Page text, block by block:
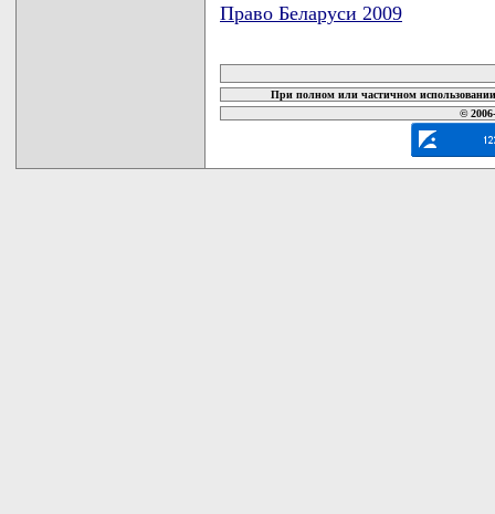
Право Беларуси 2009
При полном или частичном
©